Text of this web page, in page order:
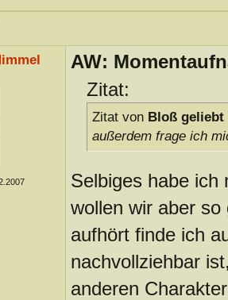
AW:
Zitat:
Zitat von Bloß geliebt
außerdem frage ich
Selbiges habe ich
wollen wir aber
aufhört finde ich
nachvollziehbar
anderen